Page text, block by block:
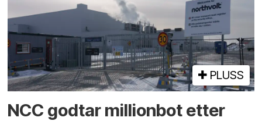
PLUSS
NCC godtar millionbot etter